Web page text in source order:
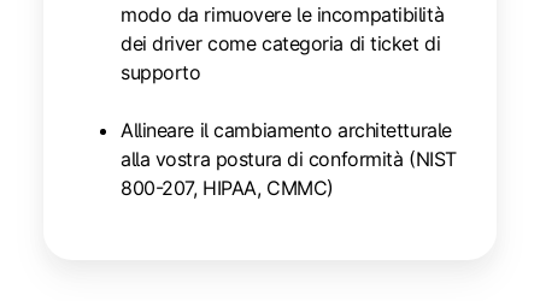
modo da rimuovere le incompatibilità
dei driver come categoria di ticket di
supporto
Allineare il cambiamento architetturale
alla vostra postura di conformità (NIST
800-207, HIPAA, CMMC)